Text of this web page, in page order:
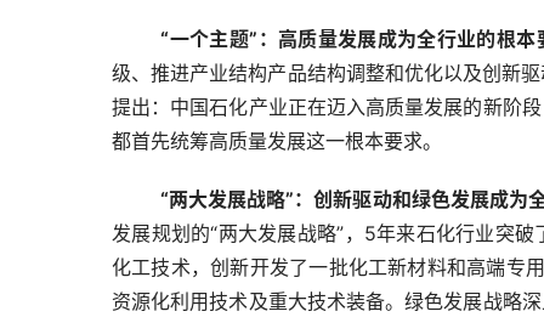
“一个主题”：高质量发展成为全行业的根本
级、推进产业结构产品结构调整和优化以及创新
提出：中国石化产业正在迈入高质量发展的新阶
都首先统筹高质量发展这一根本要求。
“两大发展战略”：创新驱动和绿色发展成为
发展规划的“两大发展战略”，5年来石化行业突
化工技术，创新开发了一批化工新材料和高端专
资源化利用技术及重大技术装备。绿色发展战略